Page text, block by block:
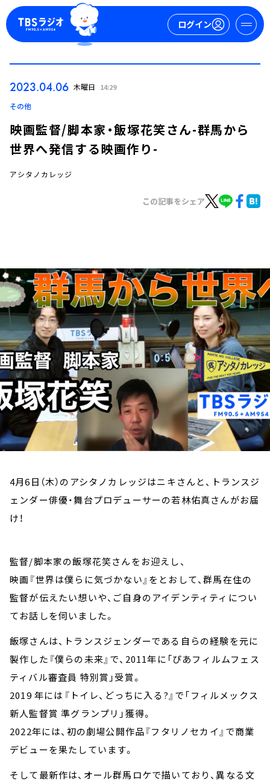
ログイン
お知らせ
イベント・グッズ
YouTube
会社情報
2023.04.06 木曜日 14:29
その他
映画監督/脚本家・飯塚花笑さん-群馬から
世界へ発信する映画作り-
アシタノカレッジ
この記事をシェア
4月6日（木）のアシタノカレッジはニキさんと、トランスジ
ェンダー俳優・舞台プロデューサーの若林佑真さんがお届
け！
監督/脚本家の飯塚花笑さんをお迎えし、
映画『世界は僕らに気づかない』をとおして、群馬在住の
監督が伝えたい想いや、ご自身のアイデンティティについ
てお話しを伺いました。
飯塚さんは、トランスジェンダーである自らの経験を元に
製作した『僕らの未来』で、2011年に「ぴあフィルムフェス
ティバル審査員 特別賞」受賞。
2019 年には『トイレ、どっちに入る?』で「フィルメックス
新人監督賞 準グランプリ」獲得。
2022年には、初の劇場公開作品『フタリノセカイ』で商業
デビューを果たしています。
そして最新作は、オール群馬ロケで描いており、異なる文